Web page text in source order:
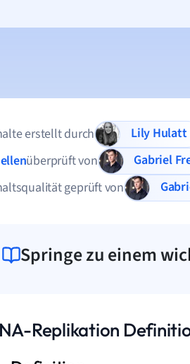
erstellt durch
Lily Hulatt
überprüft von
Gabriel
geprüft von
Springe zu einem
Replikation